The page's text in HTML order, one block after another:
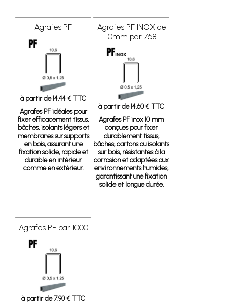
Agrafes PF
à partir de 14.44 € TTC
Agrafes PFidéales pour
fixer efficacement tissus,
bâches, isolants légers et
membranes sur supports
en bois, assurant une
fixation solide, rapide et
durable en intérieur
comme en extérieur.
Agrafes PF INOX de
10mm par 768
à partir de 14.60 € TTC
Agrafes PF inox 10 mm
conçues pour fixer
durablement tissus,
bâches, cartons ou isolants
sur bois, résistantes à la
corrosion et adaptées aux
environnements humides,
garantissant une fixation
solide et longue durée.
Agrafes PF par 1000
à partir de 7.90 € TTC